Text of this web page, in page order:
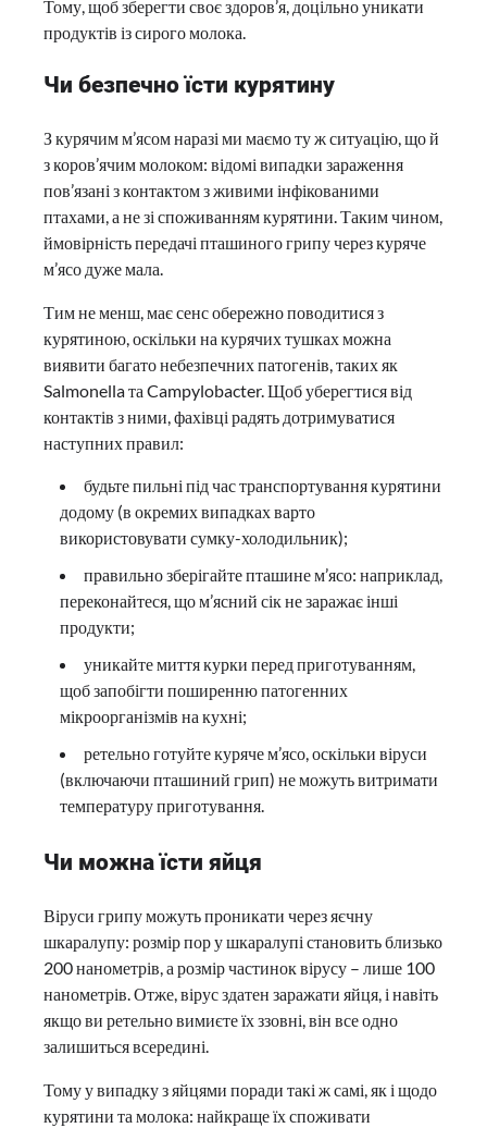
Тому, щоб зберегти своє здоров’я, доцільно уникати
продуктів із сирого молока.
Чи безпечно їсти курятину
З курячим м’ясом наразі ми маємо ту ж ситуацію, що й
з коров’ячим молоком: відомі випадки зараження
пов’язані з контактом з живими інфікованими
птахами, а не зі споживанням курятини. Таким чином,
ймовірність передачі пташиного грипу через куряче
м’ясо дуже мала.
Тим не менш, має сенс обережно поводитися з
курятиною, оскільки на курячих тушках можна
виявити багато небезпечних патогенів, таких як
Salmonella та Campylobacter. Щоб уберегтися від
контактів з ними, фахівці радять дотримуватися
наступних правил:
будьте пильні під час транспортування курятини
додому (в окремих випадках варто
використовувати сумку-холодильник);
правильно зберігайте пташине м’ясо: наприклад,
переконайтеся, що м’ясний сік не заражає інші
продукти;
уникайте миття курки перед приготуванням,
щоб запобігти поширенню патогенних
мікроорганізмів на кухні;
ретельно готуйте куряче м’ясо, оскільки віруси
(включаючи пташиний грип) не можуть витримати
температуру приготування.
Чи можна їсти яйця
Віруси грипу можуть проникати через яєчну
шкаралупу: розмір пор у шкаралупі становить близько
200 нанометрів, а розмір частинок вірусу – лише 100
нанометрів. Отже, вірус здатен заражати яйця, і навіть
якщо ви ретельно вимиєте їх ззовні, він все одно
залишиться всередині.
Тому у випадку з яйцями поради такі ж самі, як і щодо
курятини та молока: найкраще їх споживати